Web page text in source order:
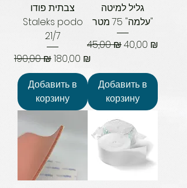
צבתית פודו
Staleks podo
21/7
Обычная цена
190,00 ₪Цена со скидкой
180,00 ₪
Добавить в
корзину
גליל למיטה
"עלמה" 75 מטר
Обычная цена
45,00 ₪Цена со
40,00 ₪
Добавить в
корзину